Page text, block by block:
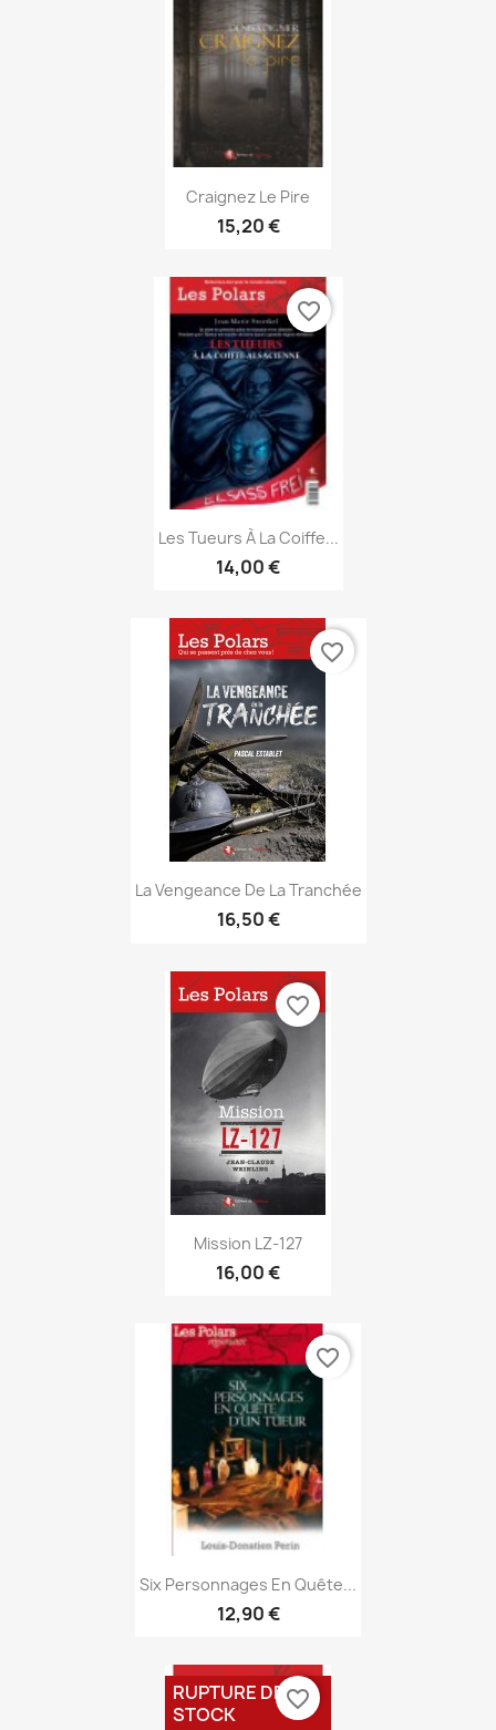
Aperçu rapide
Craignez Le Pire
15,20 €
Aperçu rapide
Les Tueurs À La Coiffe...
14,00 €
favorite_border
Aperçu rapide
La Vengeance De La Tranchée
16,50 €
favorite_border
Aperçu rapide
Mission LZ-127
16,00 €
favorite_border
Aperçu rapide
Six Personnages En Quête...
12,90 €
favorite_border
RUPTURE DE
STOCK
favorite_border